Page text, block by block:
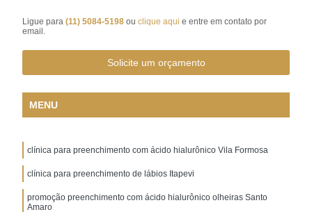
Ligue para(11) 5084-5198ouclique aqui e entre em contato por
email.
Solicite um orçamento
MENU
clínica para preenchimento com ácido hialurônico Vila Formosa
clínica para preenchimento de lábios Itapevi
promoção preenchimento com ácido hialurônico olheiras Santo
Amaro